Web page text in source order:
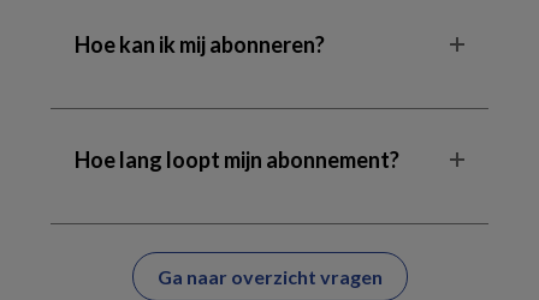
Hoe kan ik mij abonneren?
Hoe lang loopt mijn abonnement?
Ga naar overzicht vragen